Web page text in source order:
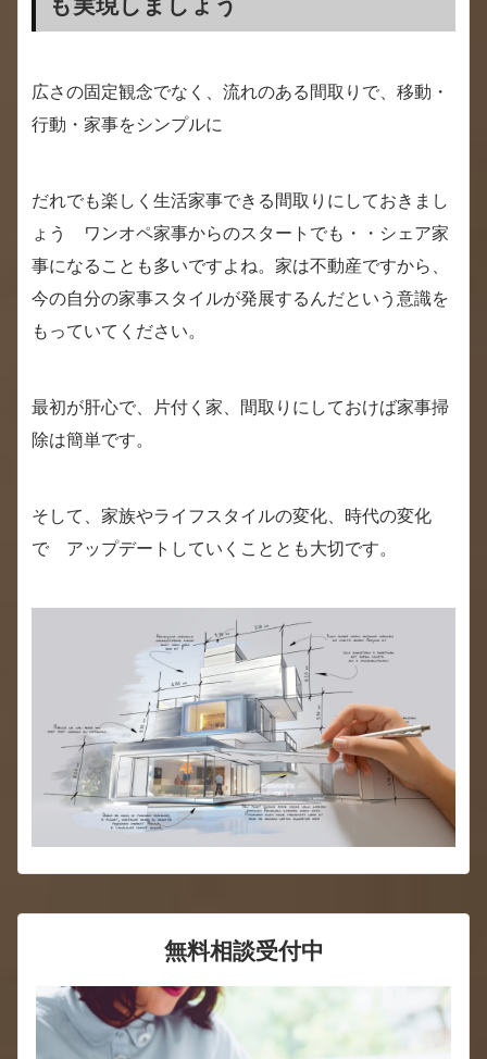
広さの固定観念でなく、流れのある間取りで、移動・
行動・家事をシンプルに
だれでも楽しく生活家事できる間取りにしておきまし
ょう ワンオペ家事からのスタートでも・・シェア家
事になることも多いですよね。家は不動産ですから、
今の自分の家事スタイルが発展するんだという意識を
もっていてください。
最初が肝心で、片付く家、間取りにしておけば家事掃
除は簡単です。
そして、家族やライフスタイルの変化、時代の変化
で アップデートしていくこととも大切です。
無料相談受付中